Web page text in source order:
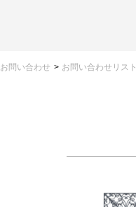
お問い合わせ お問い合わせリスト